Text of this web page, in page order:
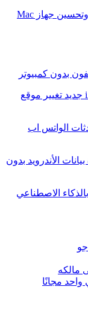
تنظيف وتحسين جهاز Mac
بدون كمبيوتر
جديد تغيير موقع
الواتس اب
بيانات الأندرويد بدون
الاصطناعي